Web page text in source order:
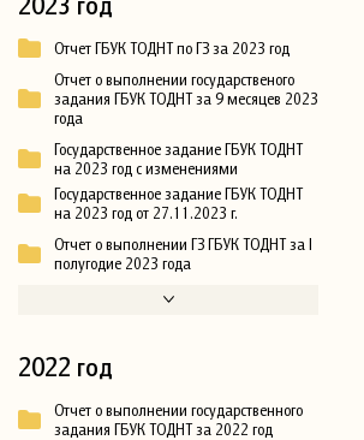
Отчет ГБУК ТОДНТ по ГЗ за 2023 год
Отчет о выполнении государственого
задания ГБУК ТОДНТ за 9 месяцев 2023
года
Государственное задание ГБУК ТОДНТ
на 2023 год с изменениями
Государственное задание ГБУК ТОДНТ
на 2023 год от 27.11.2023 г.
Отчет о выполнении ГЗ ГБУК ТОДНТ за I
полугодие 2023 года
2022 год
Отчет о выполнении государственного
задания ГБУК ТОДНТ за 2022 год